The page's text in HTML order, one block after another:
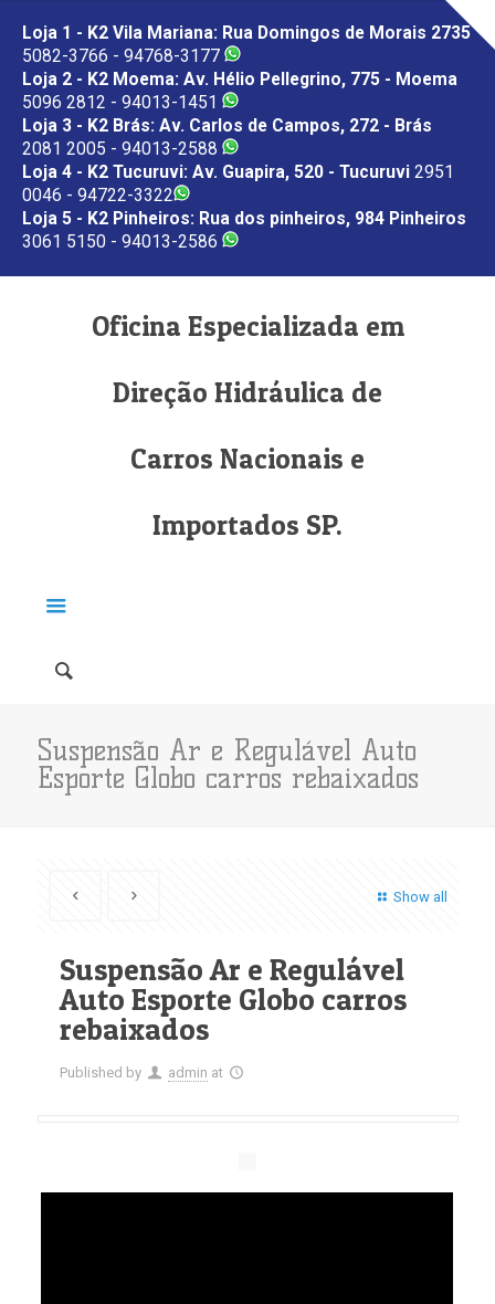
Loja 1 - K2 Vila Mariana: Rua Domingos de Morais 2735
5082-3766 - 94768-3177
Loja 2 - K2 Moema: Av. Hélio Pellegrino, 775 - Moema
5096 2812 - 94013-1451
Loja 3 - K2 Brás: Av. Carlos de Campos, 272 - Brás
2081 2005 - 94013-2588
Loja 4 - K2 Tucuruvi: Av. Guapira, 520 - Tucuruvi 2951
0046 - 94722-3322
Loja 5 - K2 Pinheiros: Rua dos pinheiros, 984 Pinheiros
3061 5150 - 94013-2586
Oficina Especializada em
Direção Hidráulica de
Carros Nacionais e
Importados SP.
Suspensão Ar e Regulável Auto
Esporte Globo carros rebaixados
Show all
Suspensão Ar e Regulável
Auto Esporte Globo carros
rebaixados
Published by admin at